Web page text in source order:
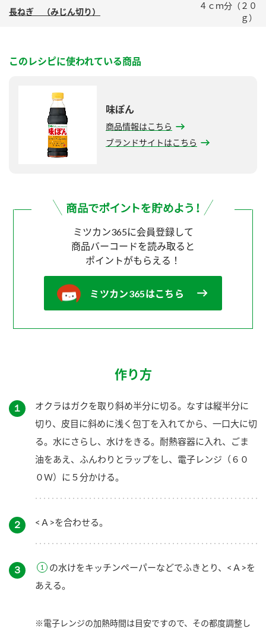
長ねぎ （みじん切り）
４ｃｍ分（２０
ｇ）
このレシピに使われている商品
味ぽん
商品情報はこちら
ブランドサイトはこちら
ミツカン365に会員登録して
商品バーコードを読み取ると
ポイントがもらえる！
ミツカン365はこちら
作り方
１
オクラはガクを取り斜め半分に切る。なすは縦半分に
切り、皮目に斜めに浅く包丁を入れてから、一口大に切
る。水にさらし、水けをきる。耐熱容器に入れ、ごま
油をあえ、ふんわりとラップをし、電子レンジ（６０
０Ｗ）に５分かける。
２ <Ａ>を合わせる。
３
の水けをキッチンペーパーなどでふきとり、<Ａ>を
あえる。
※電子レンジの加熱時間は目安ですので、その都度調整し